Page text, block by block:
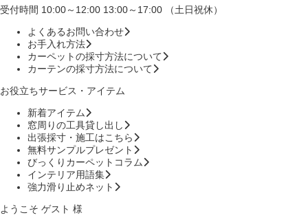
受付時間 10:00～12:00 13:00～17:00 （土日祝休）
よくあるお問い合わせ
お手入れ方法
カーペットの採寸方法について
カーテンの採寸方法について
お役立ちサービス・アイテム
新着アイテム
窓周りの工具貸し出し
出張採寸・施工はこちら
無料サンプルプレゼント
びっくりカーペットコラム
インテリア用語集
強力滑り止めネット
ようこそ ゲスト 様